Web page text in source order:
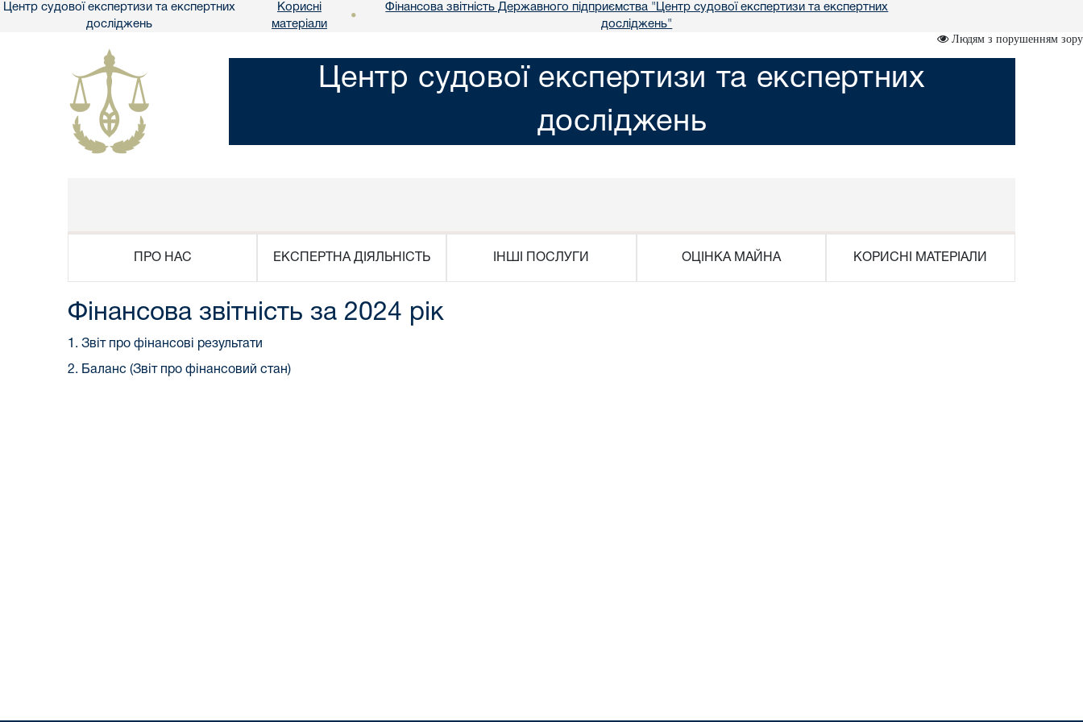
Центр судової експертизи та експертних
досліджень
Корисні
матеріали
•
Фінансова звітність Державного підприємства "Центр судової експертизи та експертних
досліджень"
Людям з порушенням зору
Центр судової експертизи та експертних
досліджень
ПРО НАС ЕКСПЕРТНА ДІЯЛЬНІСТЬ ІНШІ ПОСЛУГИ ОЦІНКА МАЙНА КОРИСНІ МАТЕРІАЛИ
Фінансова звітність за 2024 рік
1. Звіт про фінансові результати
2. Баланс (Звіт про фінансовий стан)